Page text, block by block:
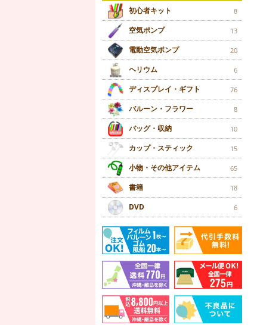
初心者キット 8
空気ポンプ 13
電動空気ポンプ 20
ヘリウム 6
ディスプレイ・ギフト 76
バルーン・フラワー 8
バッグ・収納 10
カップ・スティック 15
小物・その他アイテム 65
書籍 18
DVD 6